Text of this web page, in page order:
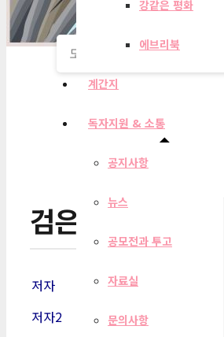
강같은 평화
에브리북
계간지
독자지원 & 소통
공지사항
뉴스
공모전과 투고
자료실
문의사항
검은강
저자
저자2